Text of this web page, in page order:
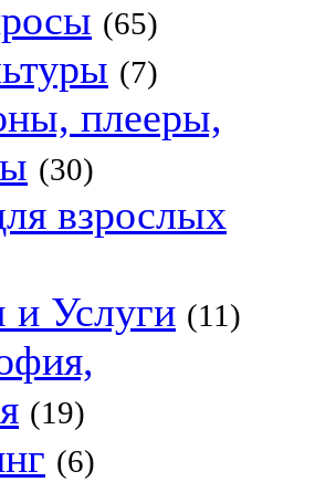
(65)
(7)
плееры,
(30)
взрослых
и Услуги (11)
(19)
(6)